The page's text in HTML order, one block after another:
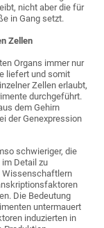
nicht aber die für
in Gang setzt.
Zellen
Organs immer nur
liefert und somit
Zellen erlaubt,
durchgeführt.
dem Gehirn
der Genexpression
schwieriger, die
Detail zu
Wissenschaftlern
Die Bedeutung
untermauert
induzierten in